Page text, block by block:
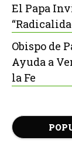
El Papa
Obispo de
Ayuda a
la Fe